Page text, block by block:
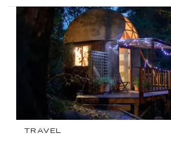
TRAVEL